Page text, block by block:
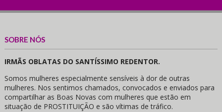
SOBRE NÓS
IRMÃS OBLATAS DO SANTÍSSIMO REDENTOR.
Somos mulheres especialmente sensíveis à dor de outras
mulheres. Nos sentimos chamados, convocados e enviados para
compartilhar as Boas Novas com mulheres que estão em
situação de PROSTITUIÇÃO e são vítimas de tráfico.